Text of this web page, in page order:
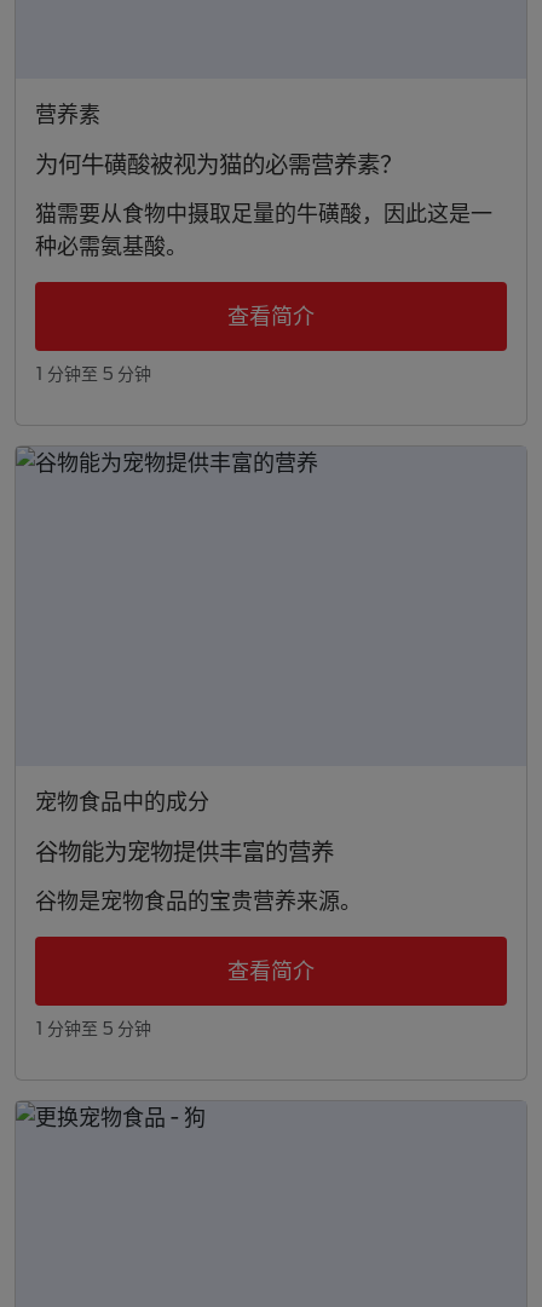
营养素
为何牛磺酸被视为猫的必需营养素？
猫需要从食物中摄取足量的牛磺酸，因此这是一
种必需氨基酸。
查看简介
1 分钟至 5 分钟
宠物食品中的成分
谷物能为宠物提供丰富的营养
谷物是宠物食品的宝贵营养来源。
查看简介
1 分钟至 5 分钟